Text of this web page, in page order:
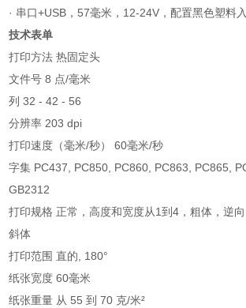
· 串口+USB，57毫米，12-24V，配置黑色塑料
技术表单
打印方法 热固定头
文件号 8 点/毫米
列 32 - 42 - 56
分辨率 203 dpi
打印速度（毫米/秒） 60毫米/秒
字集 PC437, PC850, PC860, PC863, PC865,
GB2312
打印规格 正常，高度和宽度从1到4，粗体，逆向
斜体
打印范围 直的, 180°
纸张宽度 60毫米
纸张重量 从 55 到 70 克/米²